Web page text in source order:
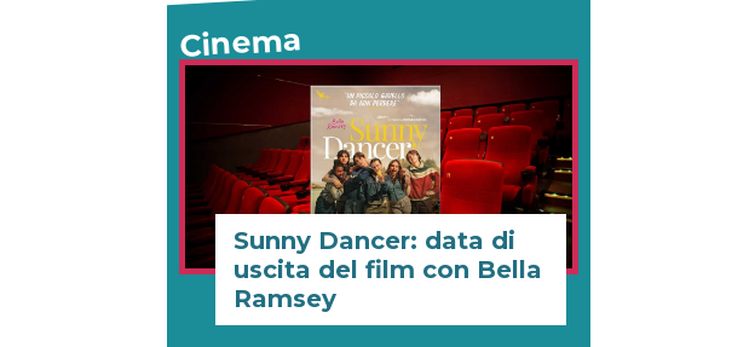
Cinema
Sunny Dancer: data di
uscita del film con Bella
Ramsey